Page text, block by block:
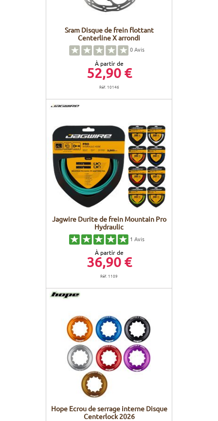
Sram Disque de frein flottant
Centerline X arrondi
0Avis
À partir de
52,90 €
Réf. 10146
Jagwire Durite de frein Mountain Pro
Hydraulic
1 Avis
À partir de
36,90 €
Réf. 1109
Hope Ecrou de serrage interne Disque
Centerlock 2026